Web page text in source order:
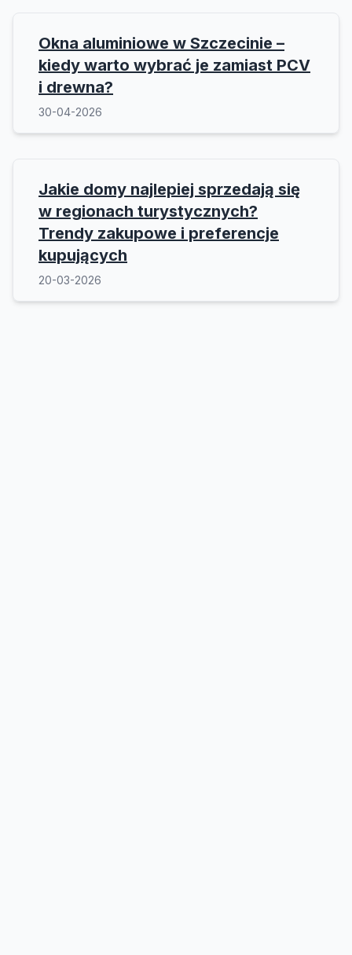
Okna aluminiowe w Szczecinie –
kiedy warto wybrać je zamiast PCV
i drewna?
30-04-2026
Jakie domy najlepiej sprzedają się
w regionach turystycznych?
Trendy zakupowe i preferencje
kupujących
20-03-2026